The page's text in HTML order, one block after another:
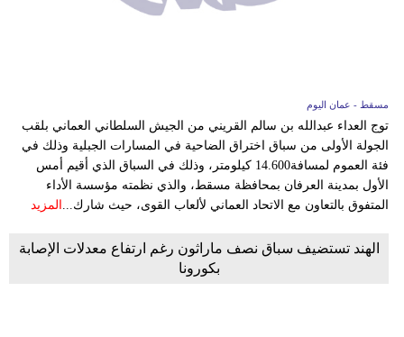
مسقط - عمان اليوم
توج العداء عبدالله بن سالم القريني من الجيش السلطاني العماني بلقب
الجولة الأولى من سباق اختراق الضاحية في المسارات الجبلية وذلك في
فئة العموم لمسافة14.600 كيلومتر، وذلك في السباق الذي أقيم أمس
الأول بمدينة العرفان بمحافظة مسقط، والذي نظمته مؤسسة الأداء
المتفوق بالتعاون مع الاتحاد العماني لألعاب القوى، حيث شارك...
المزيد
الهند تستضيف سباق نصف ماراثون رغم ارتفاع معدلات الإصابة
بكورونا